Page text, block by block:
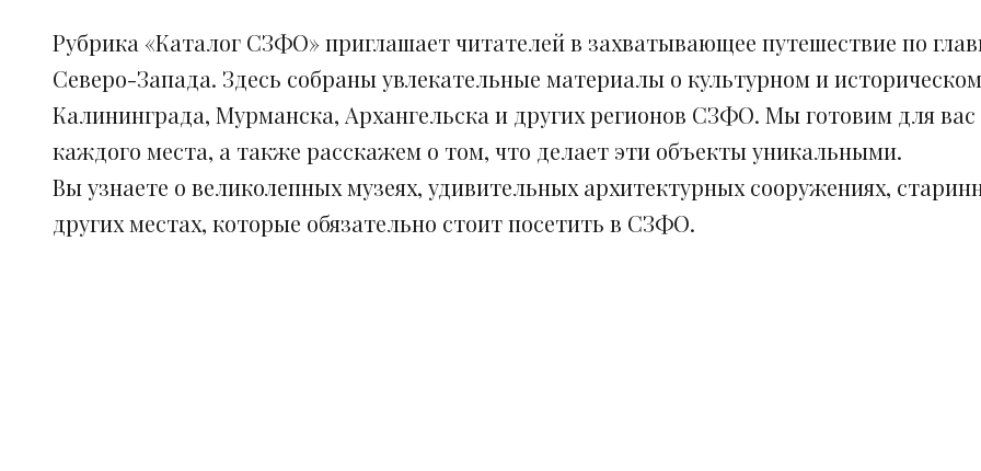
Рубрика «Каталог СЗФО» приглашает читателей в захватывающее путешествие по
Северо-Запада. Здесь собраны увлекательные материалы о культурном и
Калининграда, Мурманска, Архангельска и других регионов СЗФО. Мы готовим для
каждого места, а также расскажем о том, что делает эти объекты уникальными.
Вы узнаете о великолепных музеях, удивительных архитектурных сооружениях,
других местах, которые обязательно стоит посетить в СЗФО.